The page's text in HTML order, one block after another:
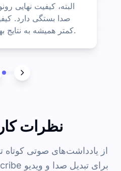
البته، کیفیت نهایی
صدا بستگی دارد.
کمتر همیشه به نتایج بهتری منجر خواهد شد.
نظرات
از یادداشت‌های صوتی کوتاه